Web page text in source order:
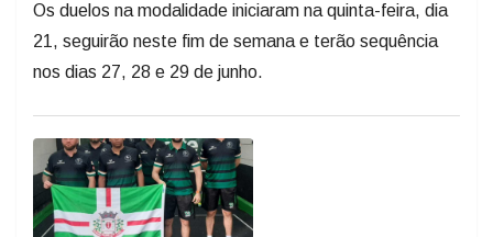
Os duelos na modalidade iniciaram na quinta-feira, dia
21, seguirão neste fim de semana e terão sequência
nos dias 27, 28 e 29 de junho.